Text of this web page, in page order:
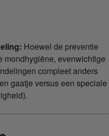
Hoewel de preventie
mondhygiëne, evenwichtige
compleet anders
gaatje versus een speciale